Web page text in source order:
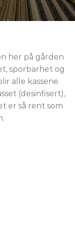
her på gården
sporbarhet og
alle kassene
(desinfisert),
er så rent som